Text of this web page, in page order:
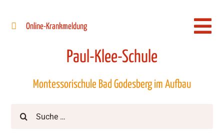
nach:
Paul-Klee-Schule
Montessorischule Bad Godesberg im Aufbau
Online-Krankmeldung